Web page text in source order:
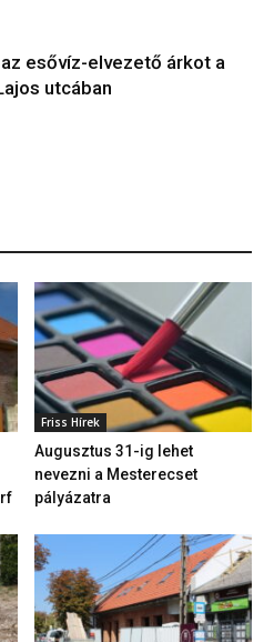
esővíz-elvezető árkot a
utcában
Friss Hírek
Augusztus 31-ig lehet
nevezni a Mesterecset
pályázatra